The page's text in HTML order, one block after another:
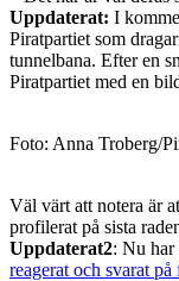
Uppdaterat: I
Piratpartiet som
tunnelbana. Efter en
Piratpartiet med en
Foto: Anna Troberg/
Väl värt att notera är
profilerat på sista
Uppdaterat2: Nu har
reagerat och svarat